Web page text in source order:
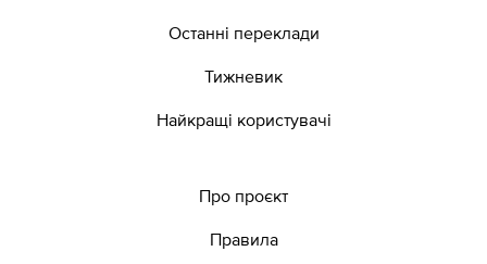
Останні переклади
Тижневик
Найкращі користувачі
Про проєкт
Правила